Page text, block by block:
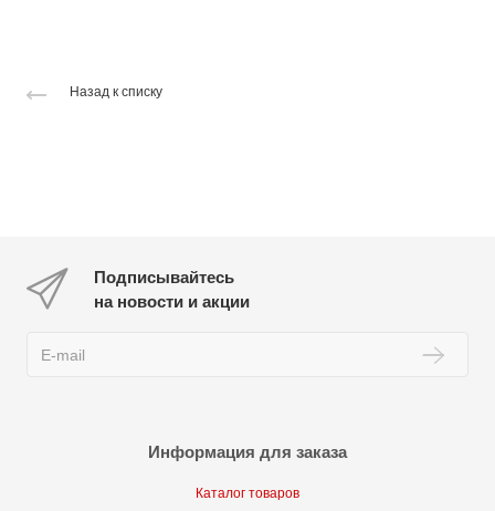
Назад к списку
Подписывайтесь
на новости и акции
Информация для заказа
Каталог товаров